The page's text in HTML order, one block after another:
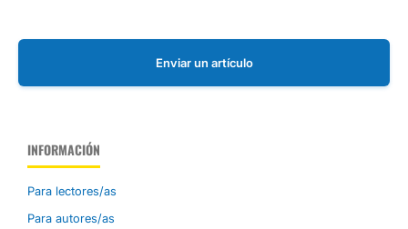
Enviar un artículo
INFORMACIÓN
Para lectores/as
Para autores/as